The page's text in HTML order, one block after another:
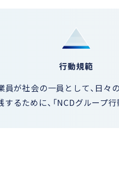
行動規範
員が社会の一員として、日
るために、「NCDグループ行